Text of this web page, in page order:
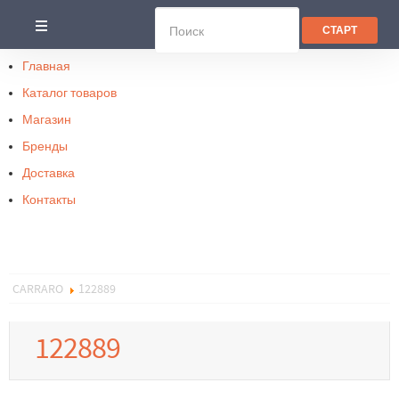
Главная
Каталог товаров
Магазин
Бренды
Доставка
Контакты
CARRARO 122889
122889